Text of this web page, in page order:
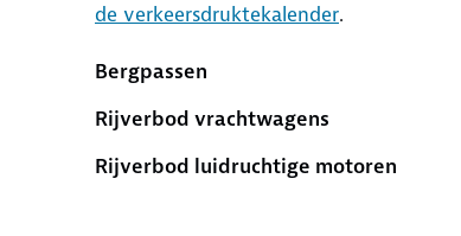
de verkeersdruktekalender.
Bergpassen
Rijverbod vrachtwagens
Rijverbod luidruchtige motoren